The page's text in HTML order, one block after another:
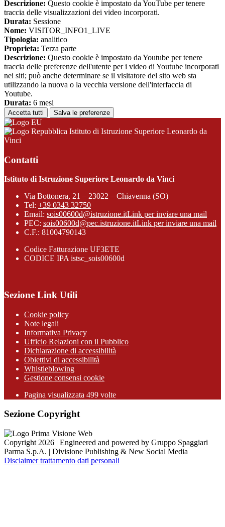
Descrizione: Questo cookie è impostato da YouTube per tenere
traccia delle visualizzazioni dei video incorporati.
Durata: Sessione
Nome: VISITOR_INFO1_LIVE
Tipologia: analitico
Proprieta: Terza parte
Descrizione: Questo cookie è impostato da Youtube per tenere
traccia delle preferenze dell'utente per i video di Youtube incorporati
nei siti; può anche determinare se il visitatore del sito web sta
utilizzando la nuova o la vecchia versione dell'interfaccia di
Youtube.
Durata: 6 mesi
Accetta tutti Salva le preferenze
Istituto di Istruzione Superiore Leonardo da
Vinci
Contatti
Istituto di Istruzione Superiore Leonardo da Vinci
Via Bottonera, 21 – 23022 – Chiavenna (SO)
Tel: +39 0343 32750
Email: sois00600d@istruzione.itLink per inviare una mail
PEC: sois00600d@pec.istruzione.itLink per inviare una mail
C.F.: 81004790143
Codice Fatturazione UF3ETE
CODICE IPA istsc_sois00600d
Sezione Link Utili
Cookie policy
Note legali
Informativa Privacy
Ufficio Relazioni con il Pubblico
Dichiarazione di accessibilità
Obiettivi di accessibilità
Whistleblowing
Gestione consensi cookie
Pagina visualizzata 499 volte
Sezione Copyright
Copyright 2026 | Engineered and powered by Gruppo Spaggiari
Parma S.p.A. | Divisione Publishing & New Social Media
Disclaimer trattamento dati personali